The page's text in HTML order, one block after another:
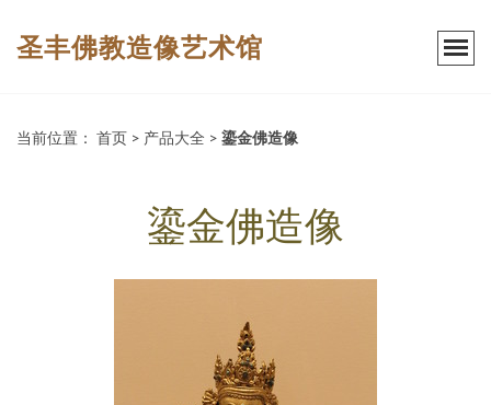
圣丰佛教造像艺术馆
当前位置： 首页 > 产品大全 > 鎏金佛造像
鎏金佛造像